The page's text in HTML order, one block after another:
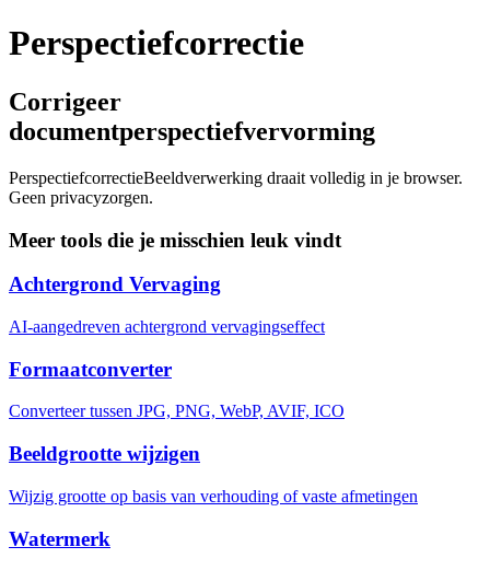
Perspectiefcorrectie
Corrigeer
documentperspectiefvervorming
PerspectiefcorrectieBeeldverwerking draait volledig in je browser.
Geen privacyzorgen.
Meer tools die je misschien leuk vindt
Achtergrond Vervaging
AI-aangedreven achtergrond vervagingseffect
Formaatconverter
Converteer tussen JPG, PNG, WebP, AVIF, ICO
Beeldgrootte wijzigen
Wijzig grootte op basis van verhouding of vaste afmetingen
Watermerk